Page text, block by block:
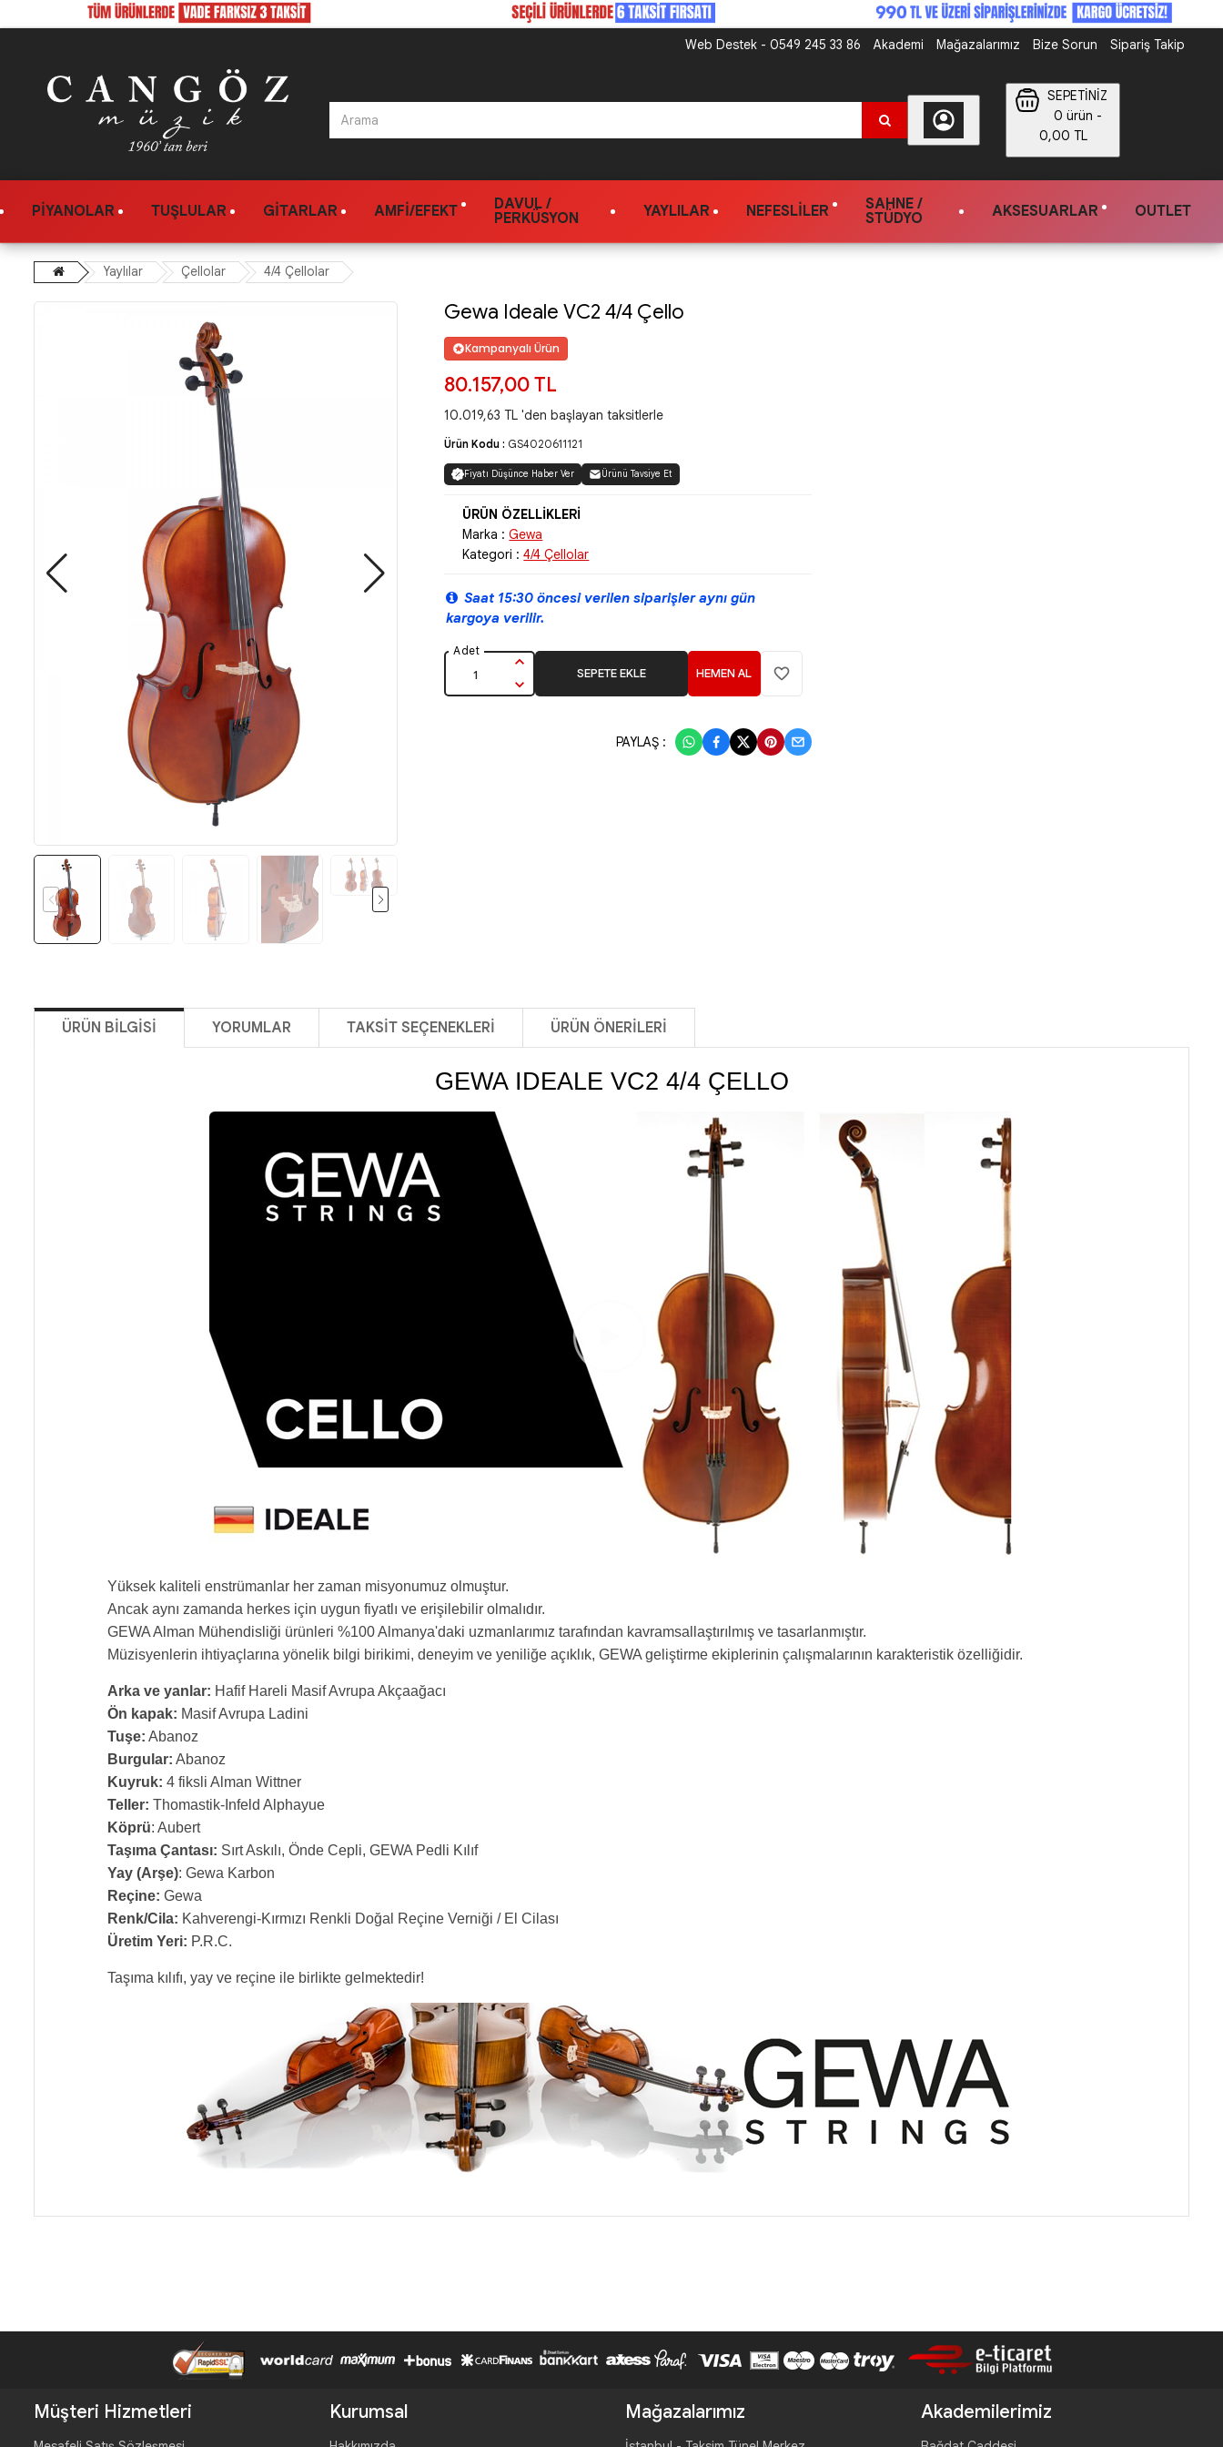
Web Destek - 0549 245 33 86 Akademi Mağazalarımız Bize Sorun Sipariş Takip
SEPETİNİZ
0 ürün -
0,00 TL
PIYANOLAR TUŞLULAR GITARLAR AMFI/EFEKT
DAVUL /
PERKÜSYON
YAYLILAR NEFESLILER
SAHNE /
STÜDYO
AKSESUARLAR OUTLET
Yaylılar Çellolar 4/4 Çellolar
Gewa Ideale VC2 4/4 Çello
Kampanyalı Ürün
80.157,00 TL
10.019,63 TL 'den başlayan taksitlerle
Ürün Kodu : GS4020611121
Fiyatı Düşünce Haber Ver Ürünü Tavsiye Et
Marka :Gewa
Kategori :4/4 Çellolar
Saat 15:30 öncesi verilen siparişler aynı gün
kargoya verilir.
SEPETE EKLE HEMEN AL
PAYLAŞ :
ÜRÜN BILGISI YORUMLAR TAKSIT SEÇENEKLERI ÜRÜN ÖNERILERI
GEWA IDEALE VC2 4/4 ÇELLO
Yüksek kaliteli enstrümanlar her zaman misyonumuz olmuştur.
Ancak aynı zamanda herkes için uygun fiyatlı ve erişilebilir olmalıdır.
GEWA Alman Mühendisliği ürünleri %100 Almanya'daki uzmanlarımız tarafından kavramsallaştırılmış ve tasarlanmıştır.
Müzisyenlerin ihtiyaçlarına yönelik bilgi birikimi, deneyim ve yeniliğe açıklık, GEWA geliştirme ekiplerinin çalışmalarının karakteristik özelliğidir.
Arka ve yanlar: Hafif Hareli Masif Avrupa Akçaağacı
Ön kapak: Masif Avrupa Ladini
Tuşe: Abanoz
Burgular: Abanoz
Kuyruk: 4 fiksli Alman Wittner
Teller: Thomastik-Infeld Alphayue
Köprü: Aubert
Taşıma Çantası: Sırt Askılı, Önde Cepli, GEWA Pedli Kılıf
Yay (Arşe): Gewa Karbon
Reçine: Gewa
Renk/Cila: Kahverengi-Kırmızı Renkli Doğal Reçine Verniği / El Cilası
Üretim Yeri: P.R.C.
Taşıma kılıfı, yay ve reçine ile birlikte gelmektedir!
Müşteri Hizmetleri Kurumsal Mağazalarımız Akademilerimiz